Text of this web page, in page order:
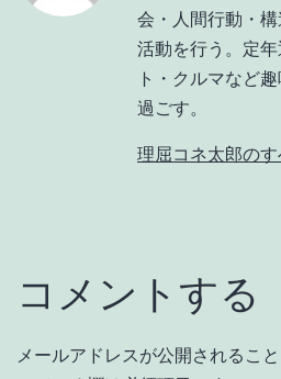
会・人間行動・
活動を行う。定
ト・クルマなど
過ごす。
理屈コネ太郎のす
コメントする
メールアドレスが公開されること